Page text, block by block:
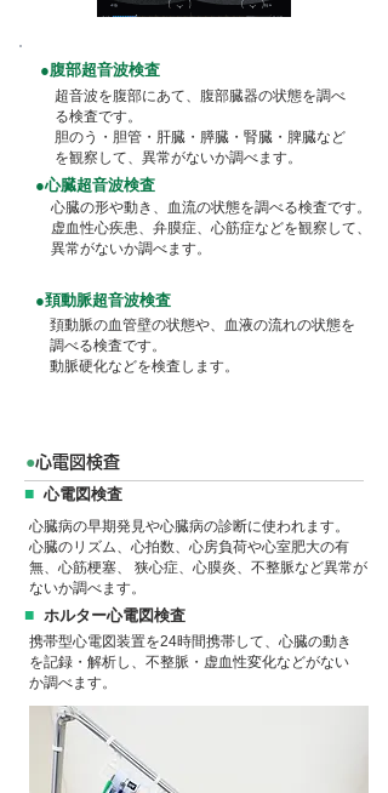
超音波を腹部にあて、腹部臓器の状態を調べ
る検査です。
胆のう・胆管・肝臓・膵臓・腎臓・脾臓など
を観察して、異常がないか調べます。
●心臓超音波検査
心臓の形や動き、血流の状態を調べる検査です。
虚血性心疾患、弁膜症、心筋症などを観察して、
異常がないか調べます。
●腹部超音波検査
●頚動脈超音波検査
頚動脈の血管壁の状態や、血液の流れの状態を
調べる検査です。
動脈硬化などを検査します。
●心電図検査
■ 心電図検査
心臓病の早期発見や心臓病の診断に使われます。
心臓のリズム、心拍数、心房負荷や心室肥大の有
無、心筋梗塞、 狭心症、心膜炎、不整脈など異常が
ないか調べます。
■ ホルター心電図検査
携帯型心電図装置を24時間携帯して、心臓の動き
を記録・解析し、不整脈・虚血性変化などがない
か調べます。